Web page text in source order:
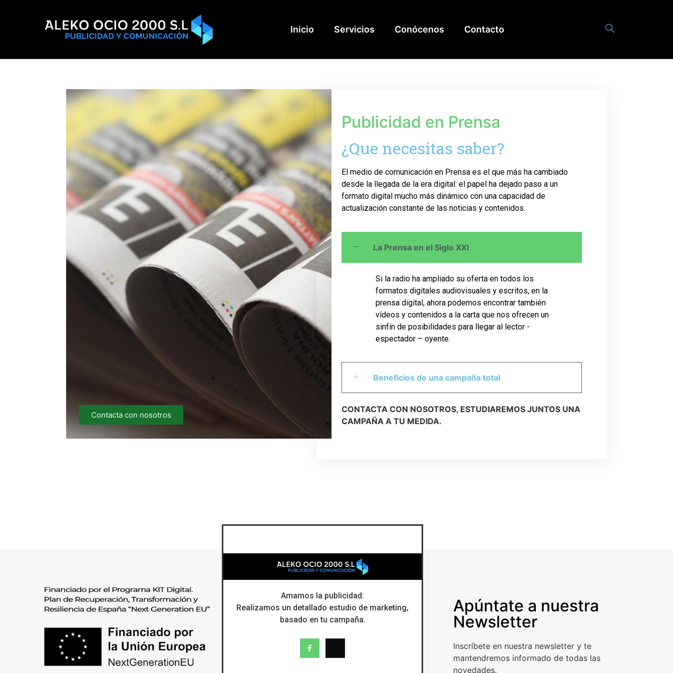
Inicio Servicios Conócenos Contacto
Contacta con nosotros
Publicidad en Prensa
¿Que necesitas saber?
El medio de comunicación en Prensa es el que más ha cambiado
desde la llegada de la era digital: el papel ha dejado paso a un
formato digital mucho más dinámico con una capacidad de
actualización constante de las noticias y contenidos.
La Prensa en el Siglo XXI
Si la radio ha ampliado su oferta en todos los
formatos digitales audiovisuales y escritos, en la
prensa digital, ahora podemos encontrar también
vídeos y contenidos a la carta que nos ofrecen un
sinfín de posibilidades para llegar al lector -
espectador – oyente.
Beneficios de una campaña total
CONTACTA CON NOSOTROS, ESTUDIAREMOS JUNTOS UNA
CAMPAÑA A TU MEDIDA.
Amamos la publicidad​:
Realizamos un detallado estudio de marketing,
basado en tu campaña.
Apúntate a nuestra
Newsletter
Inscríbete en nuestra newsletter y te
mantendremos informado de todas las
novedades.